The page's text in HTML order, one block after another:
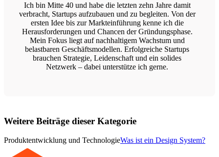
Ich bin Mitte 40 und habe die letzten zehn Jahre damit
verbracht, Startups aufzubauen und zu begleiten. Von der
ersten Idee bis zur Markteinführung kenne ich die
Herausforderungen und Chancen der Gründungsphase.
Mein Fokus liegt auf nachhaltigem Wachstum und
belastbaren Geschäftsmodellen. Erfolgreiche Startups
brauchen Strategie, Leidenschaft und ein solides
Netzwerk – dabei unterstütze ich gerne.
Weitere Beiträge dieser Kategorie
Produktentwicklung und TechnologieWas ist ein Design System?